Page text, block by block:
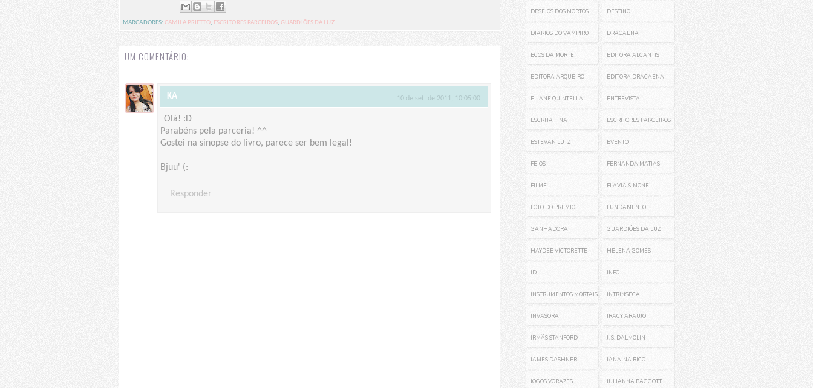
MARCADORES:CAMILA PRIETTO, ESCRITORES PARCEIROS,GUARDIÕES DA LUZ
UM COMENTÁRIO:
KA 10 de set. de 2011, 10:05:00
Olá! :D
Parabéns pela parceria! ^^
Gostei na sinopse do livro, parece ser bem legal!
Bjuu' (:
Responder
DESEJOS DOS MORTOS DESTINO
DIARIOS DO VAMPIRO DRACAENA
ECOS DA MORTE EDITORA ALCANTIS
EDITORA ARQUEIRO EDITORA DRACAENA
ELIANE QUINTELLA ENTREVISTA
ESCRITA FINA ESCRITORES PARCEIROS
ESTEVAN LUTZ EVENTO
FEIOS FERNANDA MATIAS
FILME FLAVIA SIMONELLI
FOTO DO PREMIO FUNDAMENTO
GANHADORA GUARDIÕES DA LUZ
HAYDEE VICTORETTE HELENA GOMES
ID INFO
INSTRUMENTOS MORTAIS INTRINSECA
INVASORA IRACY ARAUJO
IRMÃS STANFORD J. S. DALMOLIN
JAMES DASHNER JANAINA RICO
JOGOS VORAZES JULIANNA BAGGOTT